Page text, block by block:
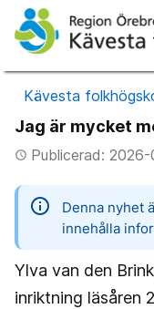
Kävesta
Jag är mycket
access_timePublicerad: 2026-
Denna nyhet
innehålla
Ylva van den
inriktning läsåren